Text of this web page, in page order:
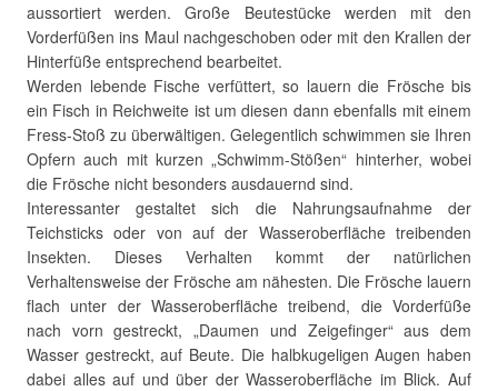
aussortiert werden. Große Beutestücke werden mit den
Vorderfüßen ins Maul nachgeschoben oder mit den Krallen der
Hinterfüße entsprechend bearbeitet.
Werden lebende Fische verfüttert, so lauern die Frösche bis
ein Fisch in Reichweite ist um diesen dann ebenfalls mit einem
Fress-Stoß zu überwältigen. Gelegentlich schwimmen sie Ihren
Opfern auch mit kurzen „Schwimm-Stößen“ hinterher, wobei
die Frösche nicht besonders ausdauernd sind.
Interessanter gestaltet sich die Nahrungsaufnahme der
Teichsticks oder von auf der Wasseroberfläche treibenden
Insekten. Dieses Verhalten kommt der natürlichen
Verhaltensweise der Frösche am nähesten. Die Frösche lauern
flach unter der Wasseroberfläche treibend, die Vorderfüße
nach vorn gestreckt, „Daumen und Zeigefinger“ aus dem
Wasser gestreckt, auf Beute. Die halbkugeligen Augen haben
dabei alles auf und über der Wasseroberfläche im Blick. Auf